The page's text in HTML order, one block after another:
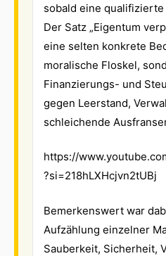
sobald eine
Der Satz „Eigentum
eine selten konkrete
moralische Floskel,
Finanzierungs- und
gegen Leerstand,
schleichende
https://
?si=218hLXHcjvn2tUBj
Bemerkenswert war
Aufzählung einzelner
Sauberkeit, Sicherheit,